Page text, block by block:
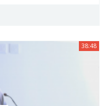
38:48